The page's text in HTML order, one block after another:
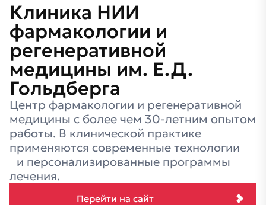
Клиника НИИ
фармакологии и
регенеративной
медицины им. Е.Д.
Гольдберга
Центр фармакологии и регенеративной
медицины с более чем 30-летним опытом
работы. В клинической практике
применяются современные технологии
и персонализированные программы
лечения.
Перейти на сайт